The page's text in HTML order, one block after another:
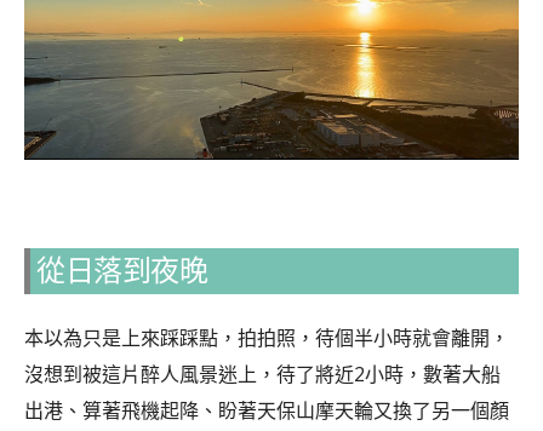
從日落到夜晚
本以為只是上來踩踩點，拍拍照，待個半小時就會離開，
沒想到被這片醉人風景迷上，待了將近2小時，數著大船
出港、算著飛機起降、盼著天保山摩天輪又換了另一個顏